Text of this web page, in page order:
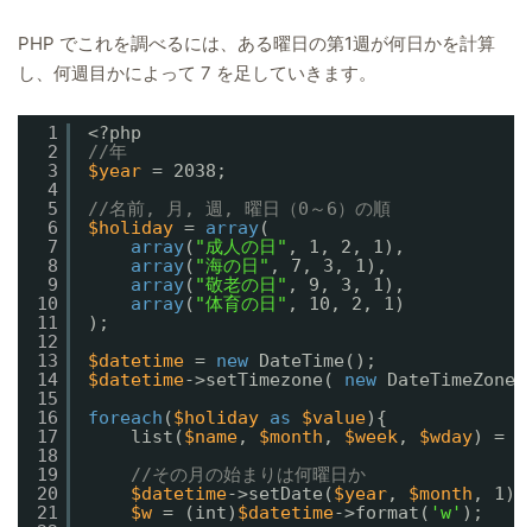
PHP でこれを調べるには、ある曜日の第1週が何日かを計算
し、何週目かによって 7 を足していきます。
1
2
3
4
5
6
7
8
9
10
11
12
13
14
15
16
17
18
19
20
21
<?php
//年
$year = 2038;
//名前, 月, 週, 曜日（0～6）の順
$holiday = array(
array( "成人の日" , 1, 2, 1),
array( "海の日" , 7, 3, 1),
array( "敬老の日" , 9, 3, 1),
array( "体育の日" , 10, 2, 1)
);
$datetime = new
DateTime();
$datetime->setTimezone( new DateTimeZone(
foreach ($holiday as $value){
list($name, $month , $week, $wday) =
//その月の始まりは何曜日か
$datetime->setDate($year, $month , 1);
$w = (int) $datetime->format( 'w' );